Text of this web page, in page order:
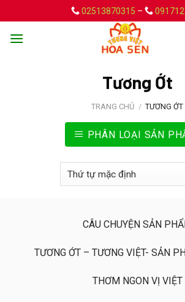
to
content
02513870315 –
Tương Ớt
TRANG CHỦ / TƯƠNG ỚT
PHÂN LOẠI SẢN
CÂU CHUYỆN SẢN
TƯƠNG ỚT – TƯƠNG VIỆT- SẢN
THƠM NGON VỊ VIỆT